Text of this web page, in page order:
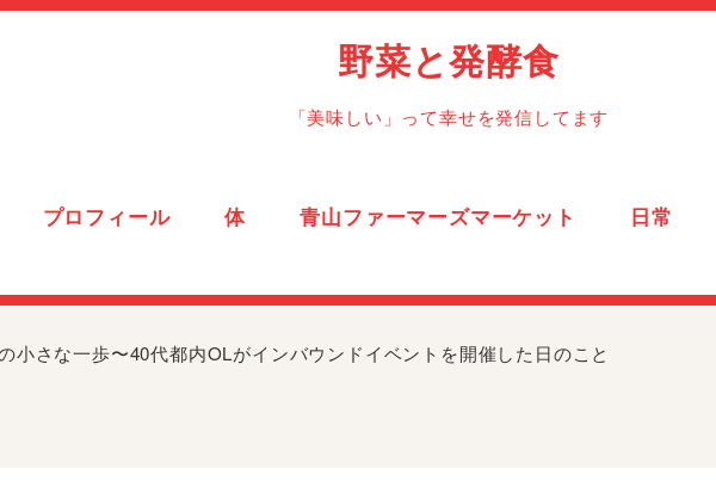
野菜と発酵食
「美味しい」って幸せを発信してます
プロフィール 体 青山ファーマーズマーケット 日常
小さな一歩〜40代都内OLがインバウンドイベントを開催した日のこと